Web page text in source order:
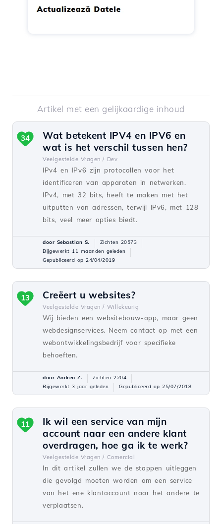
Artikel met een gelijkaardige inhoud
Wat betekent IPV4 en IPV6 en
wat is het verschil tussen hen?
Veelgestelde Vragen / Dev
IPv4 en IPv6 zijn protocollen voor het
identificeren van apparaten in netwerken.
IPv4, met 32 bits, heeft te maken met het
uitputten van adressen, terwijl IPv6, met 128
bits, veel meer opties biedt.
34
door Sebastian S.
Zichten 20573
Bijgewerkt 11 maanden geleden
Gepubliceerd op 24/04/2019
Creëert u websites?
Veelgestelde Vragen / Willekeurig
Wij bieden een websitebouw-app, maar geen
webdesignservices. Neem contact op met een
webontwikkelingsbedrijf voor specifieke
behoeften.
13
door Andrea Z.
Zichten 2204
Bijgewerkt 3 jaar geleden
Gepubliceerd op 25/07/2018
Ik wil een service van mijn
account naar een andere klant
overdragen, hoe ga ik te werk?
Veelgestelde Vragen / Comercial
In dit artikel zullen we de stappen uitleggen
die gevolgd moeten worden om een service
van het ene klantaccount naar het andere te
verplaatsen.
11